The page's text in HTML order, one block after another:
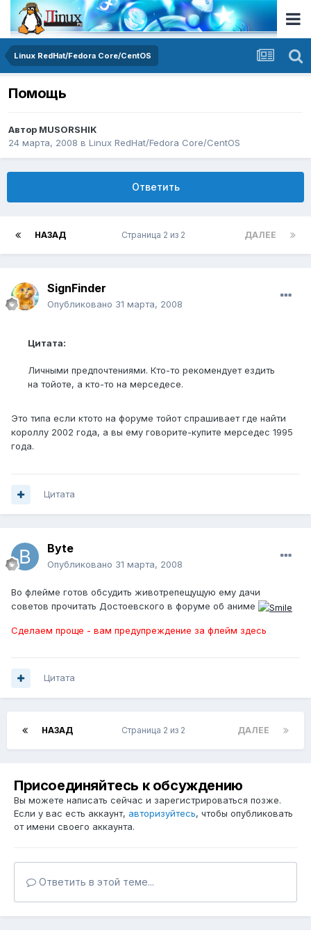
Linux RedHat/Fedora Core/CentOS
Помощь
Автор MUSORSHIK
24 марта, 2008 в Linux RedHat/Fedora Core/CentOS
Ответить
НАЗАД ДАЛЕЕ
Страница 2 из 2
SignFinder
Опубликовано 31 марта, 2008
Цитата:
Личными предпочтениями. Кто-то рекомендует ездить
на тойоте, а кто-то на мерседесе.
Это типа если ктото на форуме тойот спрашивает где найти
короллу 2002 года, а вы ему говорите-купите мерседес 1995
года.
Цитата
Byte
Опубликовано 31 марта, 2008
Во флейме готов обсудить животрепещущую ему дачи
советов прочитать Достоевского в форуме об аниме
Сделаем проще - вам предупреждение за флейм здесь
Цитата
НАЗАД ДАЛЕЕ
Страница 2 из 2
Присоединяйтесь к обсуждению
Вы можете написать сейчас и зарегистрироваться позже.
Если у вас есть аккаунт, авторизуйтесь, чтобы опубликовать
от имени своего аккаунта.
Ответить в этой теме...